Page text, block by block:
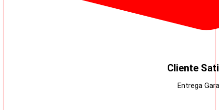
Cliente
Entrega